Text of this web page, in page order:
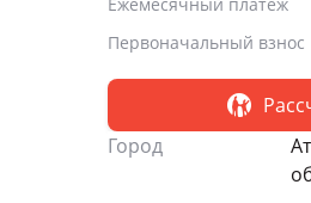
Первоначальный взнос
Город